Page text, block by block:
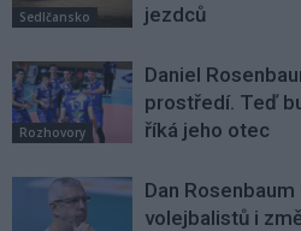
Sedlčansko
jezdců
Rozhovory
Daniel
prostředí. Teď
říká jeho otec
Dan
volejbalistů i